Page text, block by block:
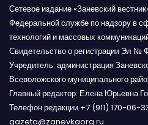
Сетевое издание «Заневский
Федеральной службе по надзору в
технологий и массовых
Свидетельство о регистрации Эл №
Учредитель: администрация
Всеволожского муниципального
Главный редактор: Елена Юрьевна
Телефон редакции +7 (911) 170-06-
gazeta@zanevkaorg.ru